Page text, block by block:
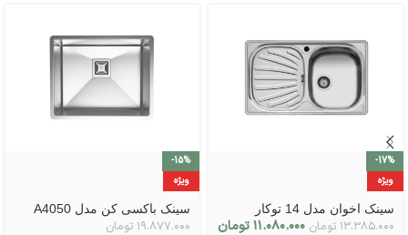
-17%
ویژه
سینک اخوان مدل 14 توکار
۱۳.۳۸۵.۰۰۰ تومان ۱۱.۰۸۰.۰۰۰تومان
-15%
ویژه
سینک باکسی کن مدل A4050
۱۹.۸۷۷.۰۰۰ تومان